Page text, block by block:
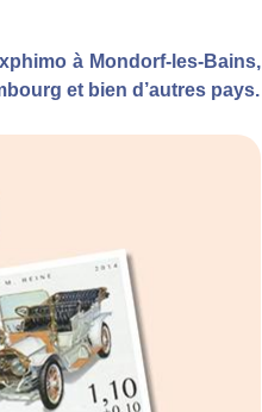
à Mondorf-les-Bains,
et bien d’autres pays.